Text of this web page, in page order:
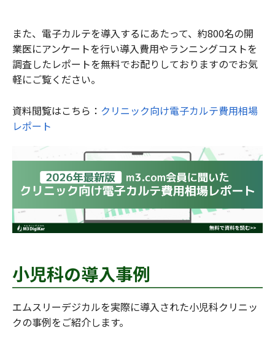
また、電子カルテを導入するにあたって、約800名の開
業医にアンケートを行い導入費用やランニングコストを
調査したレポートを無料でお配りしておりますのでお気
軽にご覧ください。
資料閲覧はこちら： クリニック向け電子カルテ費用相場
レポート
小児科の導入事例
エムスリーデジカルを実際に導入された小児科クリニッ
クの事例をご紹介します。